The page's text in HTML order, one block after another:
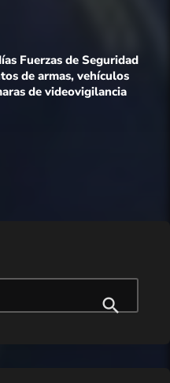
Fuerzas de Seguridad
de armas, vehículos
de videovigilancia